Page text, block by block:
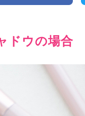
ドウの場合